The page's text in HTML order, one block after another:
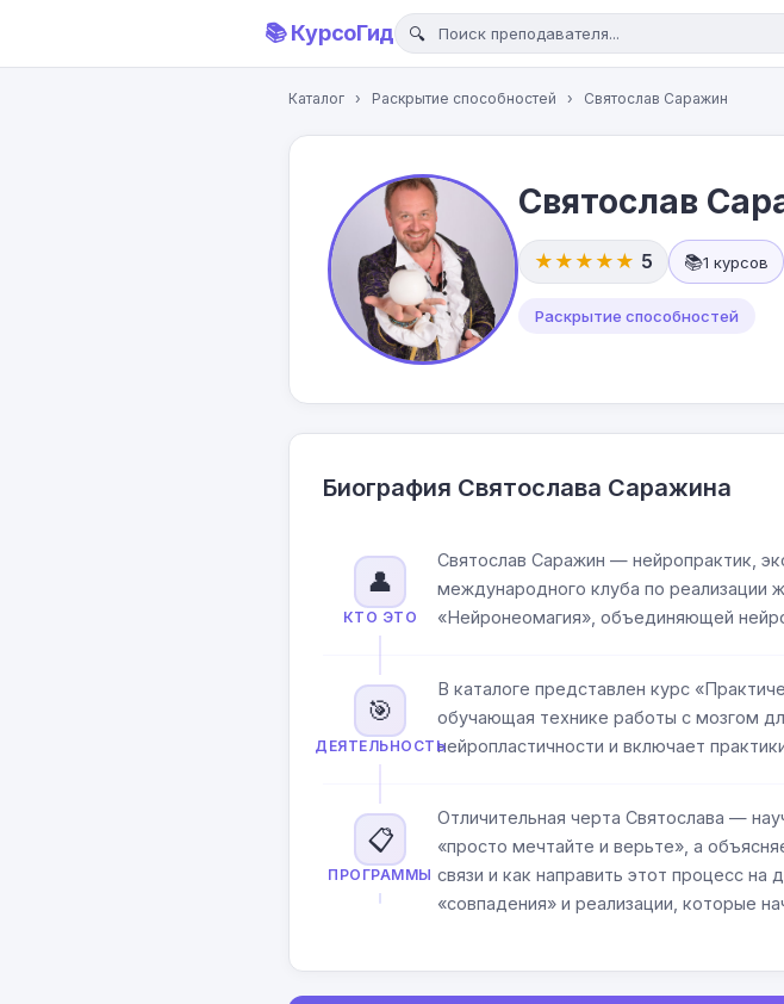
📚 КурсоГид
Каталог › Раскрытие способностей › Святослав Саражин
Святослав
★★★★★ 5 📚1 курсов
Раскрытие способностей
Биография Святослава Саражина
👤
КТО ЭТО
Святослав Саражин — нейропрактик,
международного клуба по реализации
«Нейронеомагия», объединяющей
🎯
ДЕЯТЕЛЬНОСТЬ
В каталоге представлен курс
обучающая технике работы с мозгом
нейропластичности и включает
📋
ПРОГРАММЫ
Отличительная черта Святослава —
«просто мечтайте и верьте», а
связи и как направить этот процесс
«совпадения» и реализации, которые